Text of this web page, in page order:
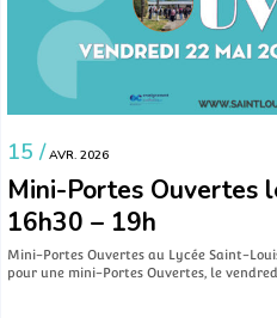
15 / AVR. 2026
Mini-Portes Ouvertes
16h30 – 19h
Mini-Portes Ouvertes au Lycée Saint-
pour une mini-Portes Ouvertes, le